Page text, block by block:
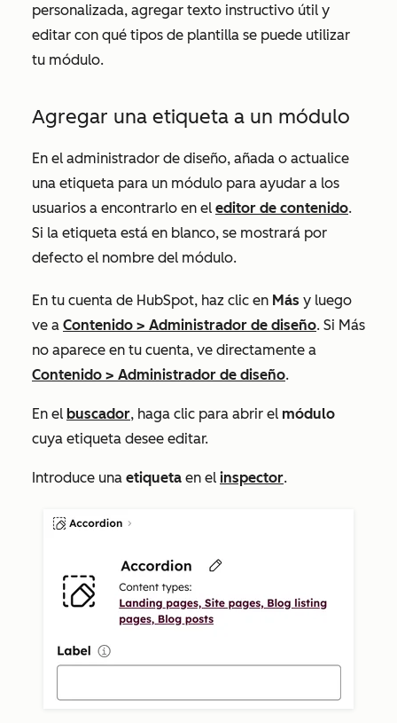
personalizada, agregar texto instructivo útil y
editar con qué tipos de plantilla se puede utilizar
tu módulo.
Agregar una etiqueta a un módulo
En el administrador de diseño, añada o actualice
una etiqueta para un módulo para ayudar a los
usuarios a encontrarlo en el editor de contenido.
Si la etiqueta está en blanco, se mostrará por
defecto el nombre del módulo.
En tu cuenta de HubSpot, haz clic en Más y luego
ve a Contenido > Administrador de diseño. Si Más
no aparece en tu cuenta, ve directamente a
Contenido > Administrador de diseño.
En el buscador, haga clic para abrir el módulo
cuya etiqueta desee editar.
Introduce una etiqueta en el inspector.